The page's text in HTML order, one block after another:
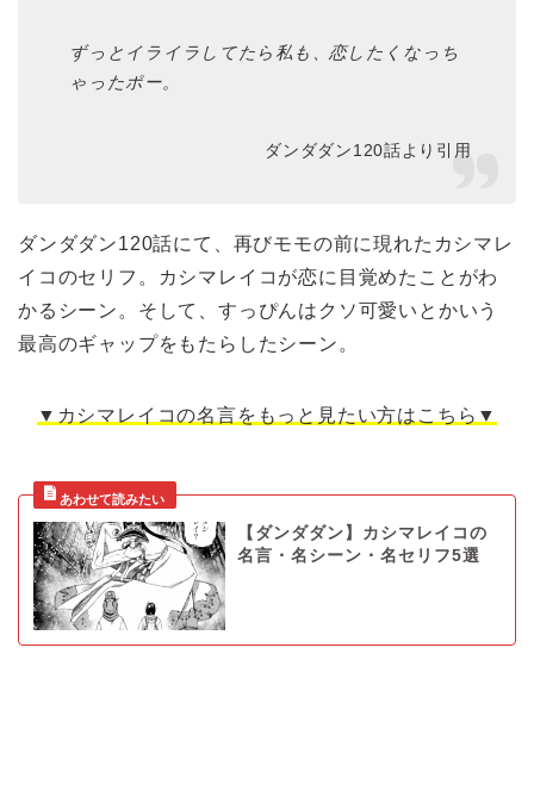
ずっとイライラしてたら私も、恋したくなっち
ゃったポー。
ダンダダン120話より引用
ダンダダン120話にて、再びモモの前に現れたカシマレ
イコのセリフ。カシマレイコが恋に目覚めたことがわ
かるシーン。そして、すっぴんはクソ可愛いとかいう
最高のギャップをもたらしたシーン。
▼カシマレイコの名言をもっと見たい方はこちら▼
【ダンダダン】カシマレイコの
名言・名シーン・名セリフ5選